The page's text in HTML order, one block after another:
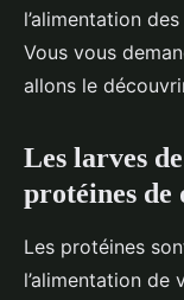
Tiago•28 avril 2024
l’alimentation
Vous vous
allons le
Les larves
protéines de
Les protéines
l’alimentation